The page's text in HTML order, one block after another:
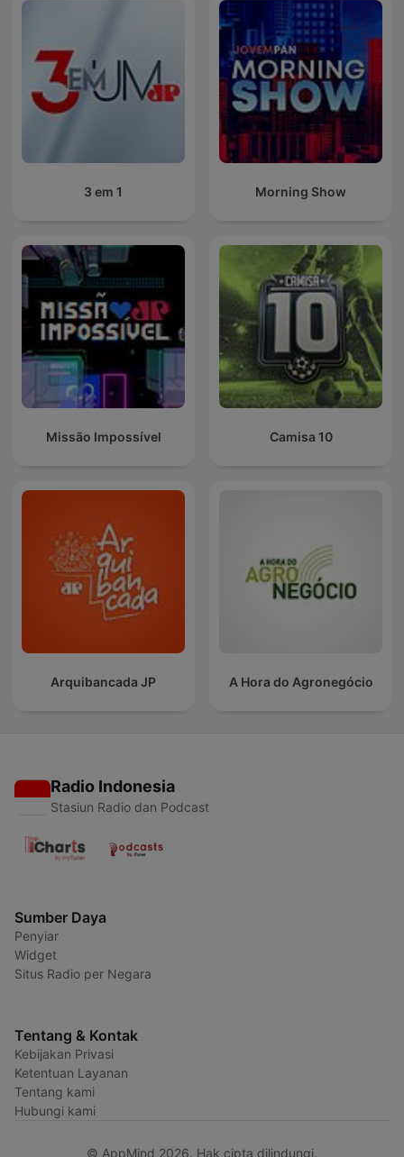
3 em 1 Morning Show
Missão Impossível Camisa 10
Arquibancada JP A Hora do Agronegócio
Radio Indonesia
Stasiun Radio dan Podcast
Sumber Daya
Penyiar
Widget
Situs Radio per Negara
Tentang & Kontak
Kebijakan Privasi
Ketentuan Layanan
Tentang kami
Hubungi kami
© AppMind 2026. Hak cipta dilindungi.